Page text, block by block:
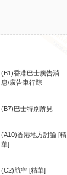
(B1)香港巴士廣告消
息/廣告車行踪
(B7)巴士特別所見
(A10)香港地方討論 [精
華]
(C2)航空 [精華]